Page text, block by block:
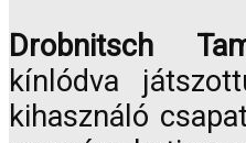
Drobnitsch
kínlódva
kihasználó